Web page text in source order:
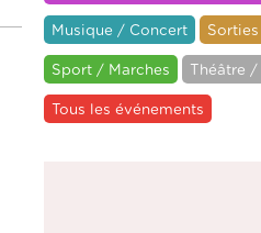
Musique / Concert
Sport / Marches Théâtre
Tous les événements